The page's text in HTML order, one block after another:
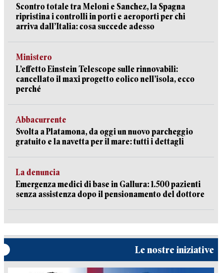
Scontro totale tra Meloni e Sanchez, la Spagna
ripristina i controlli in porti e aeroporti per chi
arriva dall’Italia: cosa succede adesso
Ministero
L’effetto Einstein Telescope sulle rinnovabili:
cancellato il maxi progetto eolico nell’isola, ecco
perché
Abbacurrente
Svolta a Platamona, da oggi un nuovo parcheggio
gratuito e la navetta per il mare: tutti i dettagli
La denuncia
Emergenza medici di base in Gallura: 1.500 pazienti
senza assistenza dopo il pensionamento del dottore
Le nostre iniziative